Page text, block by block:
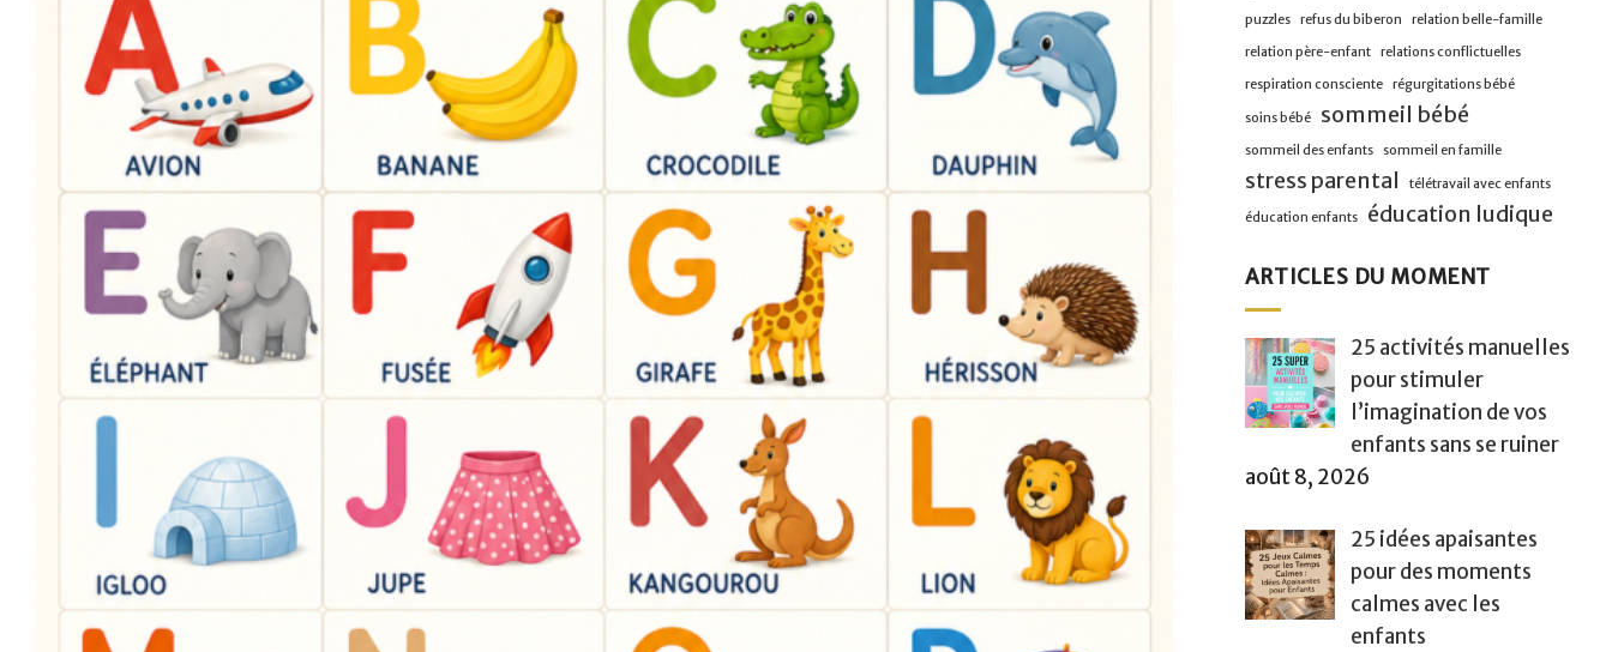
puzzles refus du biberon relation belle-famille
relation père-enfant relations conflictuelles
respiration consciente régurgitations bébé
soins bébé sommeil bébé
sommeil des enfants sommeil en famille
stress parental télétravail avec enfants
éducation enfants éducation ludique
ARTICLES DU MOMENT
25 activités manuelles
pour stimuler
l’imagination de vos
enfants sans se ruiner
août 8, 2026
25 idées apaisantes
pour des moments
calmes avec les
enfants